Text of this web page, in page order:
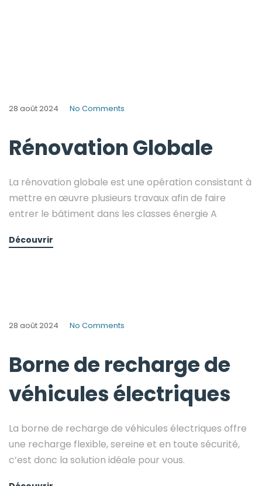
28 août 2024 No Comments
Rénovation Globale
La rénovation globale est une opération consistant à
mettre en œuvre plusieurs travaux afin de faire
entrer le bâtiment dans les classes énergie A
Découvrir
28 août 2024 No Comments
Borne de recharge de
véhicules électriques
La borne de recharge de véhicules électriques offre
une recharge flexible, sereine et en toute sécurité,
c’est donc la solution idéale pour vous.